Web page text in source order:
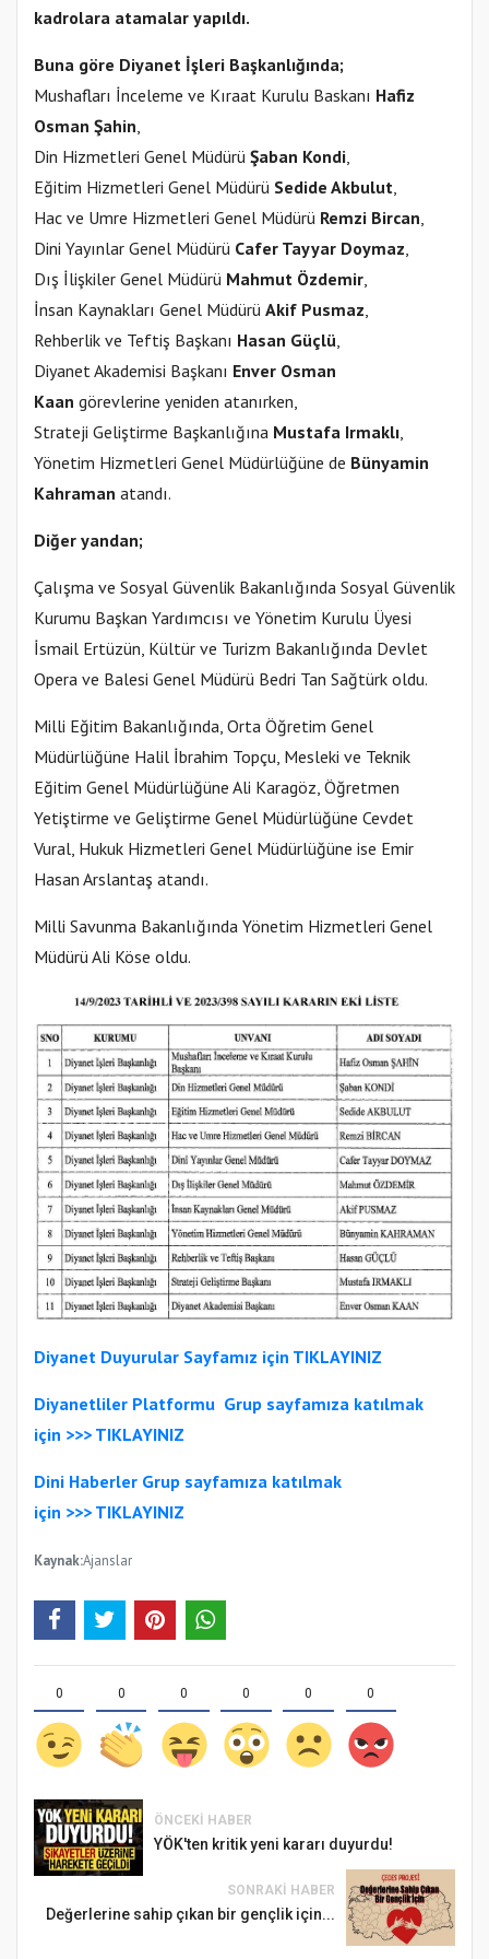
kadrolara atamalar yapıldı.
Buna göre Diyanet İşleri Başkanlığında;
Mushafları İnceleme ve Kıraat Kurulu Baskanı Hafiz
Osman Şahin
Din Hizmetleri Genel Müdürü Şaban Kondi
Eğitim Hizmetleri Genel Müdürü Sedide Akbulut
Hac ve Umre Hizmetleri Genel Müdürü Remzi Bircan
Dini Yayınlar Genel Müdürü Cafer Tayyar Doymaz
Dış İlişkiler Genel Müdürü Mahmut Özdemir
İnsan Kaynakları Genel Müdürü Akif Pusmaz
Rehberlik ve Teftiş Başkanı Hasan Güçlü
Diyanet Akademisi Başkanı Enver Osman
Kaan görevlerine yeniden atanırken,
Strateji Geliştirme Başkanlığına Mustafa Irmaklı
Yönetim Hizmetleri Genel Müdürlüğüne de Bünyamin
Kahraman atandı.
Diğer yandan;
Çalışma ve Sosyal Güvenlik Bakanlığında Sosyal Güvenlik
Kurumu Başkan Yardımcısı ve Yönetim Kurulu Üyesi
İsmail Ertüzün, Kültür ve Turizm Bakanlığında Devlet
Opera ve Balesi Genel Müdürü Bedri Tan Sağtürk oldu.
Milli Eğitim Bakanlığında, Orta Öğretim Genel
Müdürlüğüne Halil İbrahim Topçu, Mesleki ve Teknik
Eğitim Genel Müdürlüğüne Ali Karagöz, Öğretmen
Yetiştirme ve Geliştirme Genel Müdürlüğüne Cevdet
Vural, Hukuk Hizmetleri Genel Müdürlüğüne ise Emir
Hasan Arslantaş atandı.
Milli Savunma Bakanlığında Yönetim Hizmetleri Genel
Müdürü Ali Köse oldu.
Diyanet Duyurular Sayfamız için TIKLAYINIZ
Diyanetliler Platformu Grup sayfamıza katılmak
için >>> TIKLAYINIZ
Dini Haberler Grup sayfamıza katılmak
için >>> TIKLAYINIZ
Kaynak:Ajanslar
0 0 0 0 0 0
ÖNCEKI HABER
YÖK'ten kritik yeni kararı duyurdu!
SONRAKI HABER
Değerlerine sahip çıkan bir gençlik için...